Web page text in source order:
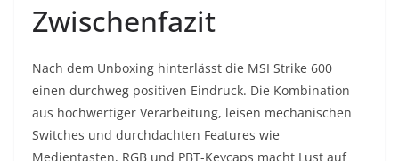
Zwischenfazit
Nach dem Unboxing hinterlässt die MSI Strike 600
einen durchweg positiven Eindruck. Die Kombination
aus hochwertiger Verarbeitung, leisen mechanischen
Switches und durchdachten Features wie
Medientasten, RGB und PBT-Keycaps macht Lust auf